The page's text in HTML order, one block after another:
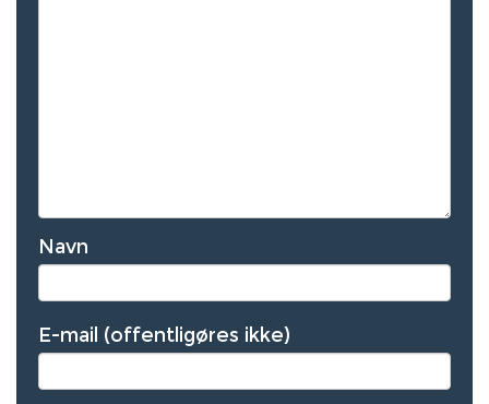
Navn
E-mail (offentligøres ikke)